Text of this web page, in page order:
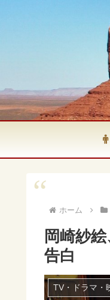
ホーム
岡崎紗
告白
TV・ドラマ・